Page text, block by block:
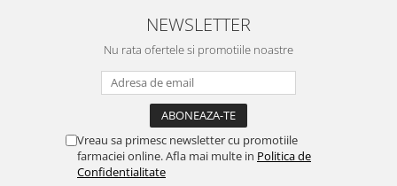
NEWSLETTER
Nu rata ofertele si promotiile noastre
Vreau sa primesc newsletter cu promotiile
farmaciei online. Afla mai multe in Politica de
Confidentialitate